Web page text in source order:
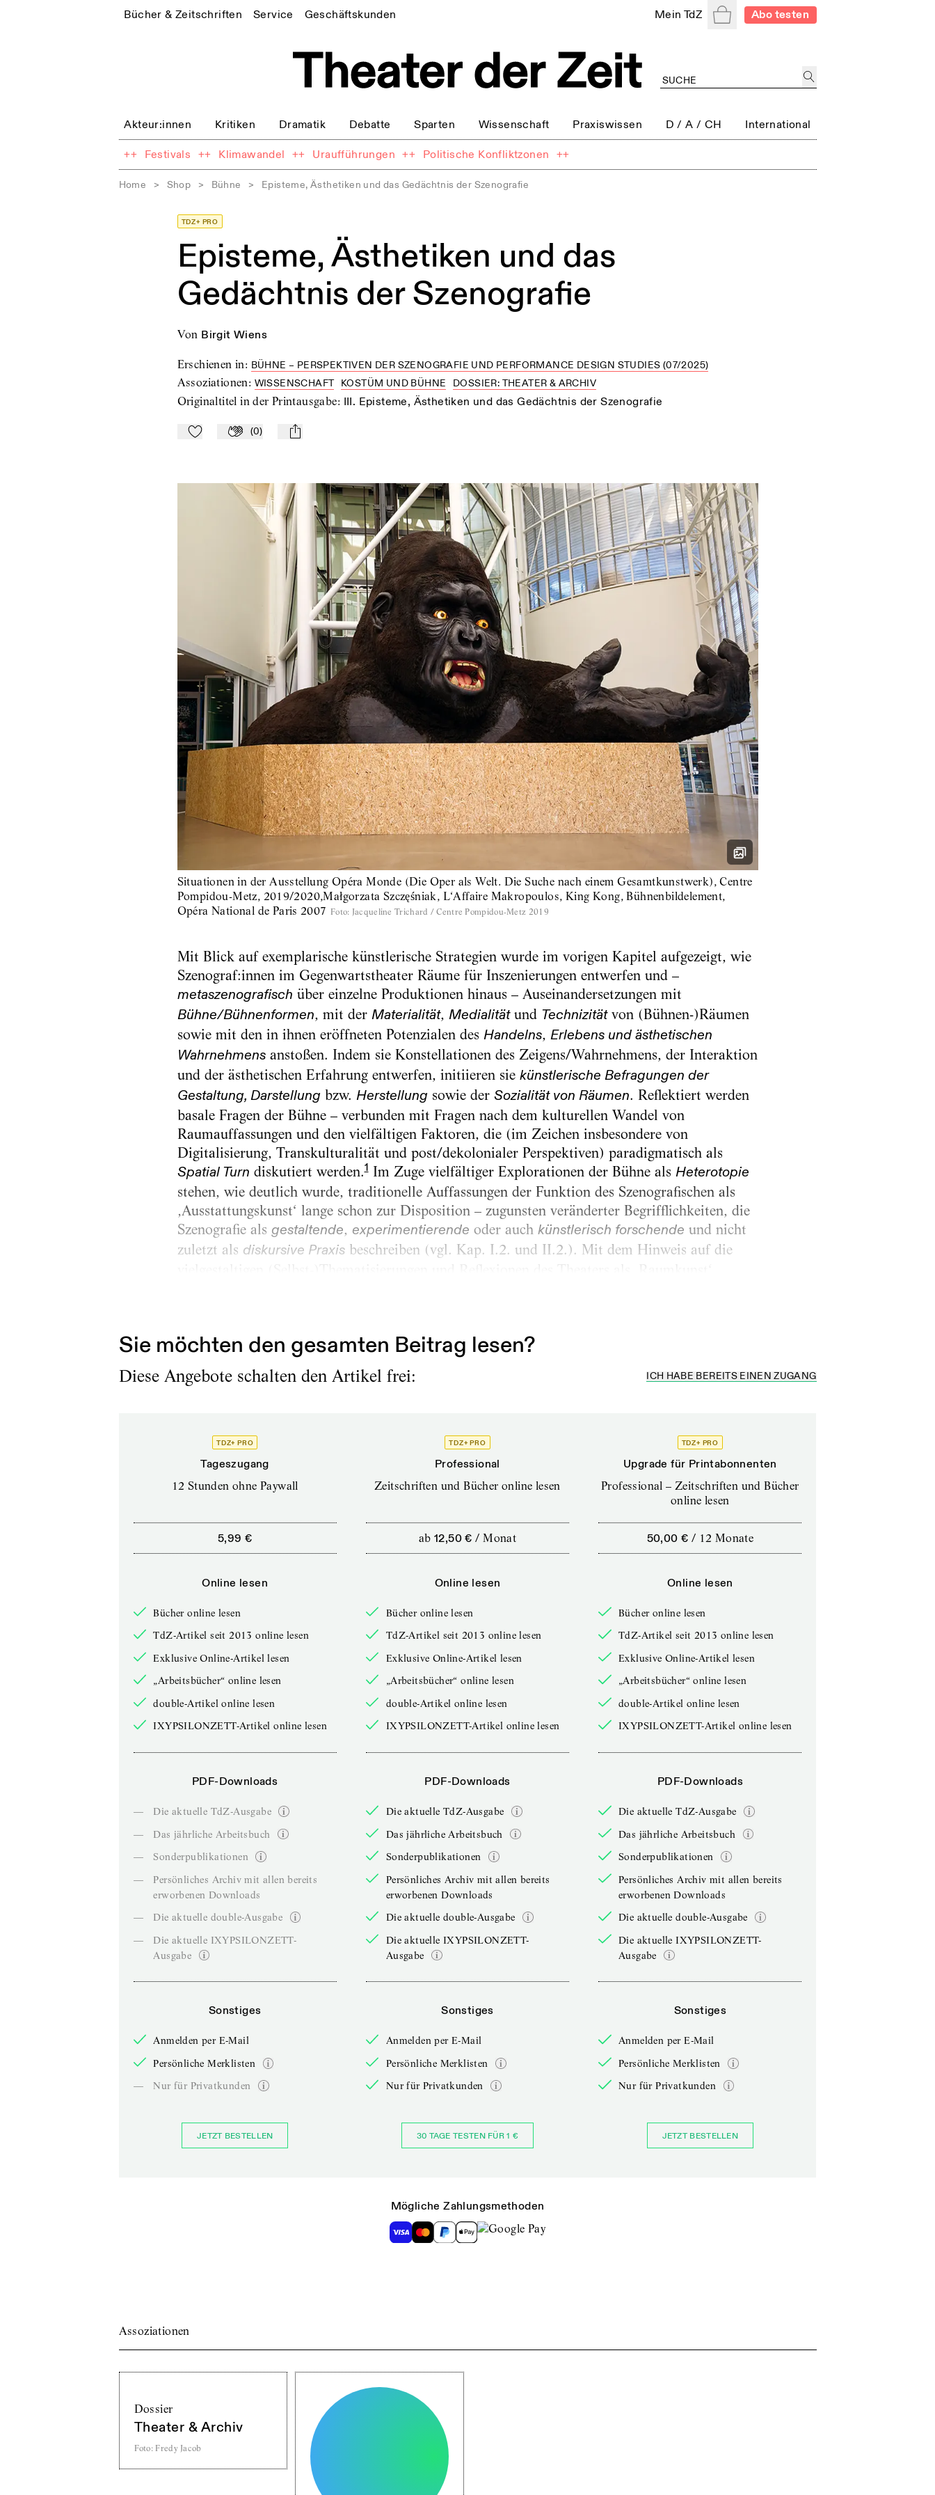
Bücher & Zeitschriften Service Geschäftskunden Mein TdZ WarenkorbAbo testen
Akteur:innen Kritiken Dramatik Debatte Sparten Wissenschaft Praxiswissen D / A / CH International
++ Festivals ++ Klimawandel ++ Uraufführungen ++ Politische Konfliktzonen ++
Home > Shop > Bühne > Episteme, Ästhetiken und das Gedächtnis der Szenografie
TDZ+ PRO
Episteme, Ästhetiken und das
Gedächtnis der Szenografie
von Birgit Wiens
Erschienen in: BÜHNE – PERSPEKTIVEN DER SZENOGRAFIE UND PERFORMANCE DESIGN STUDIES (07/2025)
Assoziationen: WISSENSCHAFT KOSTÜM UND BÜHNE DOSSIER: THEATER & ARCHIV
Originaltitel in der Printausgabe: III. Episteme, Ästhetiken und das Gedächtnis der Szenografie
Zu Mein-TdZ hinzufügen
Applaudieren
(0) mail
Situationen in der Ausstellung Opéra Monde (Die Oper als Welt. Die Suche nach einem Gesamtkunstwerk), Centre
Pompidou-Metz, 2019/2020,Małgorzata Szczęśniak, L‘Affaire Makropoulos, King Kong, Bühnenbildelement,
Opéra National de Paris 2007 Foto: Jacqueline Trichard / Centre Pompidou-Metz 2019
Mit Blick auf exemplarische künstlerische Strategien wurde im vorigen Kapitel aufgezeigt, wie
Szenograf:innen im Gegenwartstheater Räume für Inszenierungen entwerfen und –
metaszenografisch über einzelne Produktionen hinaus – Auseinandersetzungen mit
Bühne/Bühnenformen, mit der Materialität, Medialitätund Technizitätvon (Bühnen-)Räumen
sowie mit den in ihnen eröffneten Potenzialen des Handelns, Erlebens und ästhetischen
Wahrnehmensanstoßen. Indem sie Konstellationen des Zeigens/Wahrnehmens, der Interaktion
und der ästhetischen Erfahrung entwerfen, initiieren sie künstlerische Befragungen der
Gestaltung, Darstellungbzw. ­ Herstellungsowie der Sozialität von Räumen. Reflektiert werden
basale Fragen der Bühne – verbunden mit Fragen nach dem kulturellen Wandel von
Raumauffassungen und den vielfältigen Faktoren, die (im Zeichen insbesondere von
Digitalisierung, Transkulturalität und post/dekolonialer Perspektiven) paradigmatisch als
Spatial Turn diskutiert werden.1Im Zuge vielfältiger Explorationen der Bühne als Heterotopie
stehen, wie deutlich wurde, traditionelle Auffassungen der Funktion des Szenografischen als
‚Ausstattungskunst‘ lange schon zur Disposition – zugunsten veränderter Begrifflichkeiten, die
Szenografie als gestaltende, experimentierende oder auch künstlerisch forschende und nicht
zuletzt als diskursive Praxisbeschreiben (vgl. Kap. I.2. und II.2.). Mit dem Hinweis auf die
Sie möchten den gesamten Beitrag lesen?
Diese Angebote schalten den Artikel frei: ICH HABE BEREITS EINEN ZUGANG
TDZ+ PRO
Tageszugang
12 Stunden ohne Paywall
5,99 €
Online lesen
Bücher online lesen
TdZ-Artikel seit 2013 online lesen
Exklusive Online-Artikel lesen
„Arbeitsbücher“ online lesen
double-Artikel online lesen
IXYPSILONZETT-Artikel online lesen
PDF-Downloads
—
Die aktuelle TdZ-Ausgabe
—
Das jährliche Arbeitsbuch
—
Sonderpublikationen
—
Persönliches Archiv mit allen bereits
erworbenen Downloads
—
Die aktuelle double-Ausgabe
—
Die aktuelle IXYPSILONZETT-
Ausgabe
Sonstiges
Anmelden per E-Mail
Persönliche Merklisten
—
Nur für Privatkunden
JETZT BESTELLEN
TDZ+ PRO
Professional
Zeitschriften und Bücher online lesen
ab 12,50 € /Monat
Online lesen
Bücher online lesen
TdZ-Artikel seit 2013 online lesen
Exklusive Online-Artikel lesen
„Arbeitsbücher“ online lesen
double-Artikel online lesen
IXYPSILONZETT-Artikel online lesen
PDF-Downloads
Die aktuelle TdZ-Ausgabe
Das jährliche Arbeitsbuch
Sonderpublikationen
Persönliches Archiv mit allen bereits
erworbenen Downloads
Die aktuelle double-Ausgabe
Die aktuelle IXYPSILONZETT-
Ausgabe
Sonstiges
Anmelden per E-Mail
Persönliche Merklisten
Nur für Privatkunden
30 TAGE TESTEN FÜR 1 €
TDZ+ PRO
Upgrade für Printabonnenten
Professional – Zeitschriften und Bücher
online lesen
50,00 € / 12 Monate
Online lesen
Bücher online lesen
TdZ-Artikel seit 2013 online lesen
Exklusive Online-Artikel lesen
„Arbeitsbücher“ online lesen
double-Artikel online lesen
IXYPSILONZETT-Artikel online lesen
PDF-Downloads
Die aktuelle TdZ-Ausgabe
Das jährliche Arbeitsbuch
Sonderpublikationen
Persönliches Archiv mit allen bereits
erworbenen Downloads
Die aktuelle double-Ausgabe
Die aktuelle IXYPSILONZETT-
Ausgabe
Sonstiges
Anmelden per E-Mail
Persönliche Merklisten
Nur für Privatkunden
JETZT BESTELLEN
Mögliche Zahlungsmethoden
Assoziationen
Dossier
Theater & Archiv
Foto: Fredy Jacob